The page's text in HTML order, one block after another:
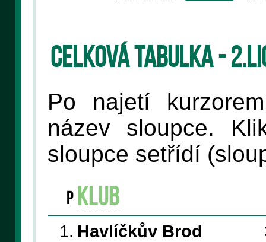
Celková tabulka -
Po najetí
název sloupce.
sloupce setřídí
P klub
1. Havlíčkův Brod